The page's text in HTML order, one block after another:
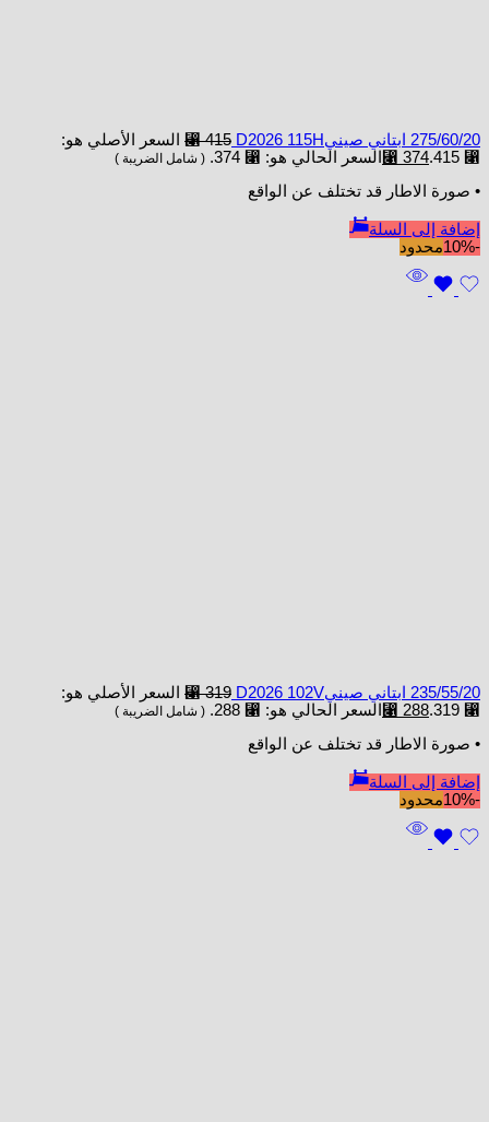
275/60/20 ابتاني صينيD2026 115H ⃁415
السعر الأصلي هو:
⃁ 415.
⃁ 374 السعر الحالي هو: ⃁ 374. ( شامل الضريبة )
• صورة الاطار قد تختلف عن الواقع
إضافة إلى السلة
-10%
محدود
235/55/20 ابتاني صينيD2026 102V ⃁319
السعر الأصلي هو:
⃁ 319.
⃁ 288 السعر الحالي هو: ⃁ 288. ( شامل الضريبة )
• صورة الاطار قد تختلف عن الواقع
إضافة إلى السلة
-10%
محدود